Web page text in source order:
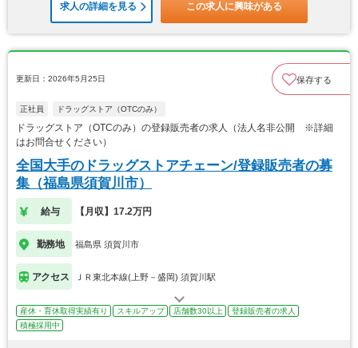
求人の詳細を見る この求人に興味がある
更新日：2026年5月25日 保存する
正社員 ドラッグストア（OTCのみ）
ドラッグストア（OTCのみ）の登録販売者の求人（法人名非公開 ※詳細
はお問合せください）
全国大手のドラッグストアチェーン/登録販売者の募
集（福島県須賀川市）
給与 【月収】17.2万円
勤務地 福島県 須賀川市
アクセス ＪＲ東北本線(上野－盛岡) 須賀川駅
産休・育休取得実績有り スキルアップ 店舗数30以上
登録販売者の求人
積極採用中